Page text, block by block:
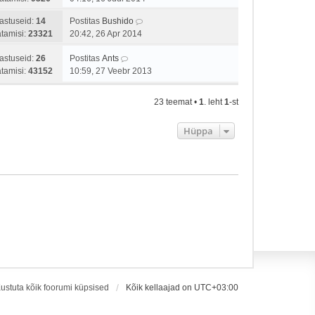
14
23321
Postitas Bushido
20:42, 26 Apr 2014
26
43152
Postitas Ants
10:59, 27 Veebr 2013
23 teemat • 1. leht1-st
Hüppa
kõik foorumi küpsised Kõik kellaajad on UTC+03:00